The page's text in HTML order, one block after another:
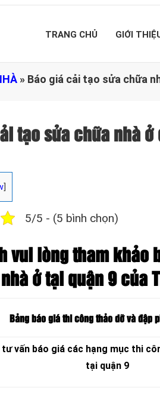
TRANG CHỦ GIỚI
» Báo giá cải tạo sửa chữa
tạo sửa chữa nhà
5/5 - (5 bình chọn)
vui lòng tham khảo
ở tại quận 9 của
Bảng báo giá thi công thảo dỡ và đập
vấn báo giá các hạng mục thi
tại quận 9